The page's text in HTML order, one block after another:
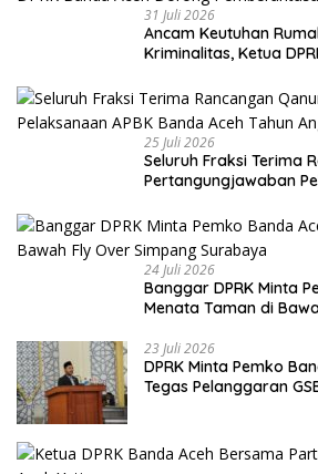
31 Juli 2026
Ancam Keutuhan
Kriminalitas, Ketua
25 Juli 2026
Seluruh Fraksi Terima
Pertangungjawaban
24 Juli 2026
Banggar DPRK Minta
Menata Taman di
23 Juli 2026
DPRK Minta Pemko
Tegas Pelanggaran